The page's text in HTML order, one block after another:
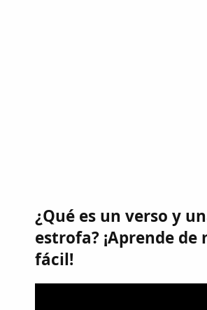
¿Qué es un verso y
estrofa? ¡Aprende de
fácil!